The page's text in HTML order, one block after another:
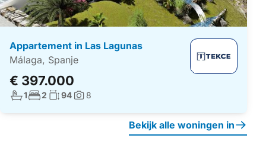
Appartement in Las Lagunas
Málaga, Spanje
€ 397.000
Aantal badkamers:
1Aantal slaapkamers:
2 Woonoppervlakte:
94Foto's:
8
Bekijk alle woningen in